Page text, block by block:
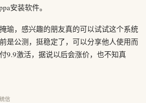
安装软件。
瑜，感兴趣的朋友真的可以试试这个系统
是公测，挺稳定了，可以分享他人使用而
9.9激活，据说以后会涨价，也不知真
信